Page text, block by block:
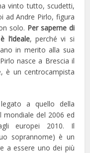
vinto tutto, scudetti,
ad Andre Pirlo, figura
solo. Per saperne di
l’ideale, perché vi si
in merito alla sua
nasce a Brescia il
è un centrocampista
a quello della
del 2006 ed
europei 2010. Il
soprannome) è un
a essere uno dei più